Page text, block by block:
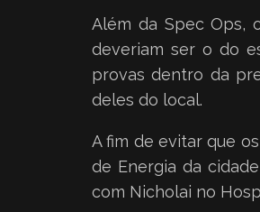
Além da Spec Ops,
deveriam ser o do
provas dentro da
deles do local.
A fim de evitar que
de Energia da
com Nicholai no